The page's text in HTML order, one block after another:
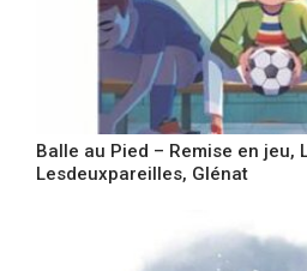
Balle au Pied – Remise en jeu,
Lesdeuxpareilles, Glénat